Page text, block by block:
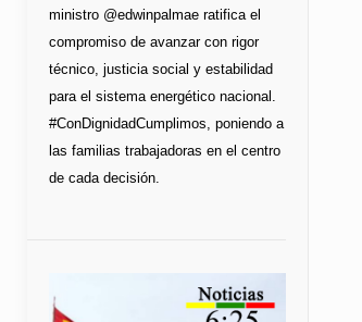
ministro @edwinpalmae ratifica el
compromiso de avanzar con rigor
técnico, justicia social y estabilidad
para el sistema energético nacional.
#ConDignidadCumplimos, poniendo a
las familias trabajadoras en el centro
de cada decisión.